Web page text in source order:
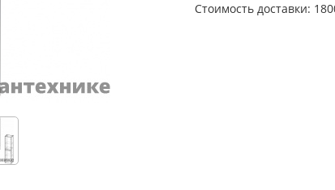
Стоимость доставки: